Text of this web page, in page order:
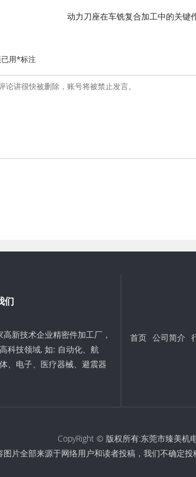
动力刀座在车铣复合加工中的关键
用*标注
们
新技术企业精密件加工厂，
科技领域, 如: 自动化、航
、电子、医疗器械、避震器
首页 公司简介
CopyRight © 版权所有:东莞市臻美机
片全部来源于网络用户和读者投稿，我们不确定